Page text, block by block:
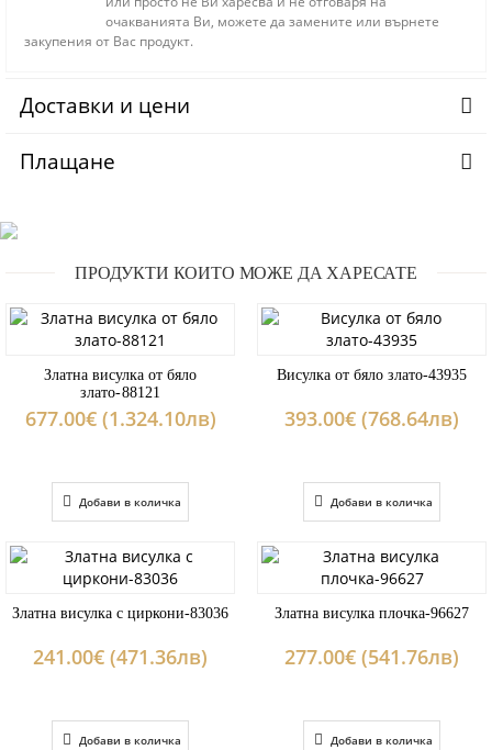
очакванията Ви, можете да замените или върнете
закупения от Вас продукт.
Доставки и цени
Плащане
ПРОДУКТИ КОИТО МОЖЕ ДА ХАРЕСАТЕ
Златна висулка от бяло
злато-88121
677.00€ (1.324.10лв)
Добави в количка
Висулка от бяло злато-43935
393.00€ (768.64лв)
Добави в количка
Златна висулка с циркони-83036
241.00€ (471.36лв)
Добави в количка
Златна висулка плочка-96627
277.00€ (541.76лв)
Добави в количка